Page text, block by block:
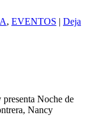
, EVENTOS | Deja
Noche de
Nancy